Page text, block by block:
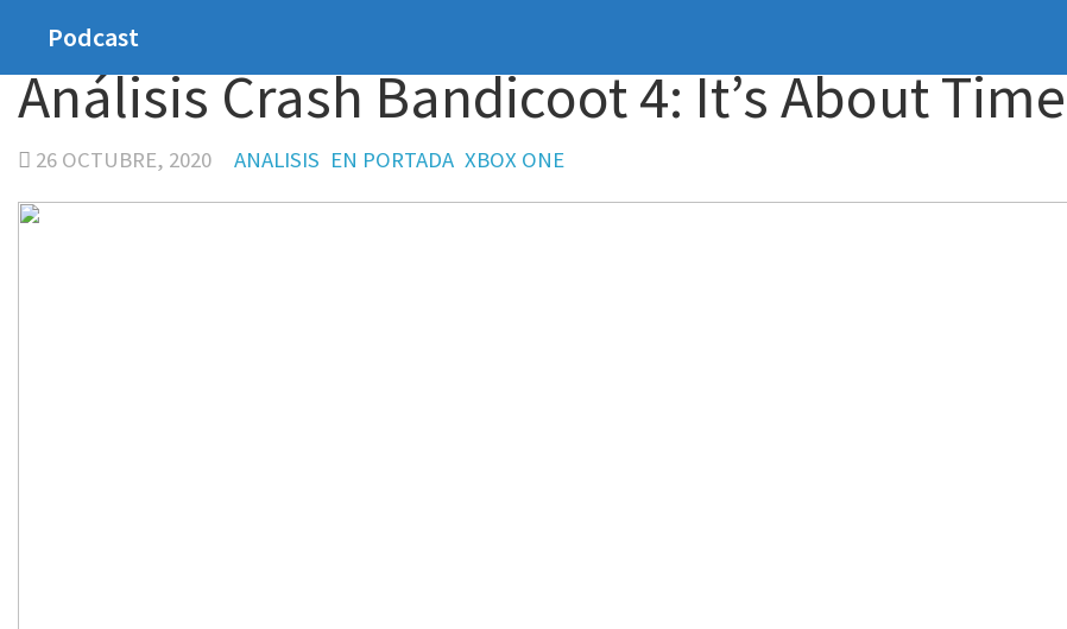
Podcast
Análisis Crash Bandicoot 4: It’s About Time
26 OCTUBRE, 2020 ANALISIS EN PORTADA XBOX ONE